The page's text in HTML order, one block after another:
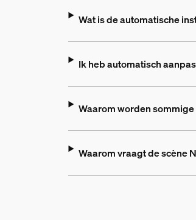
Wat is de automatische
Ik heb automatisch
Waarom worden
Waarom vraagt de scène